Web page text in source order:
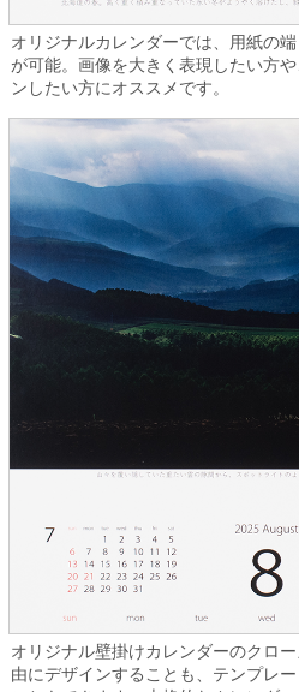
オリジナルカレンダーでは、用紙の
が可能。画像を大きく表現したい方
ンしたい方にオススメです。
オリジナル壁掛けカレンダーのクロ
由にデザインすることも、テンプレ